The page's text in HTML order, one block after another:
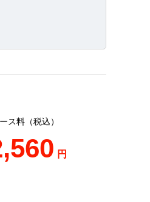
ス料（税込）
円